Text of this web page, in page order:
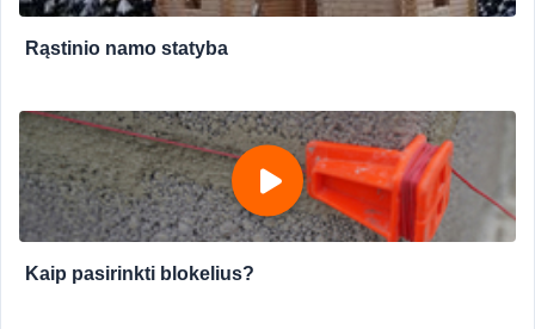
Rąstinio namo statyba
Kaip pasirinkti blokelius?